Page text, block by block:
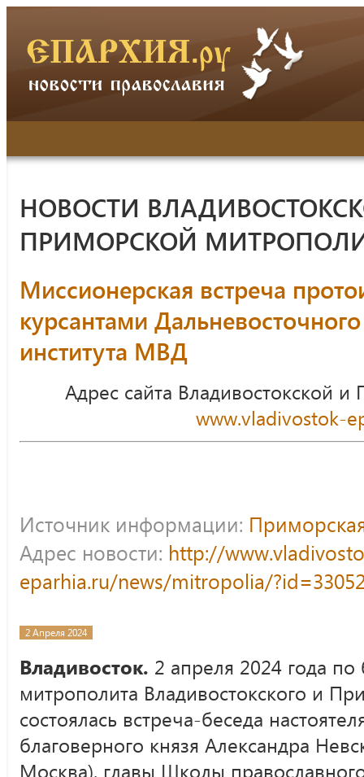
НОВОСТИ
ПРИМОРСКОЙ
Миссионерская встреча
курсантами
института МВД
Адрес сайта Владивостокской
www.vladivostok-
Источник информации:
Адрес новости: http://
eparhia.ru/news/mitropolia/
2 Апреля 2024
Владивосток. 2 апреля 2024 года
митрополита Владивостокского и
состоялась встреча-беседа
благоверного князя Александра
Москва), главы Школы